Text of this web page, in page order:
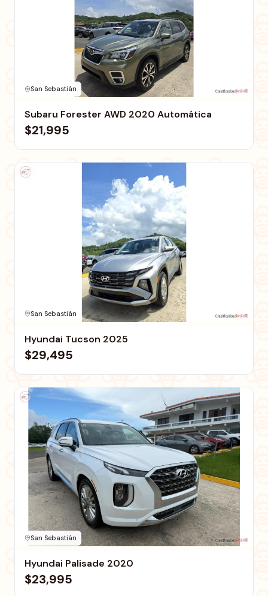
San Sebastián
Subaru Forester AWD 2020 Automática
$21,995
San Sebastián
Hyundai Tucson 2025
$29,495
San Sebastián
Hyundai Palisade 2020
$23,995